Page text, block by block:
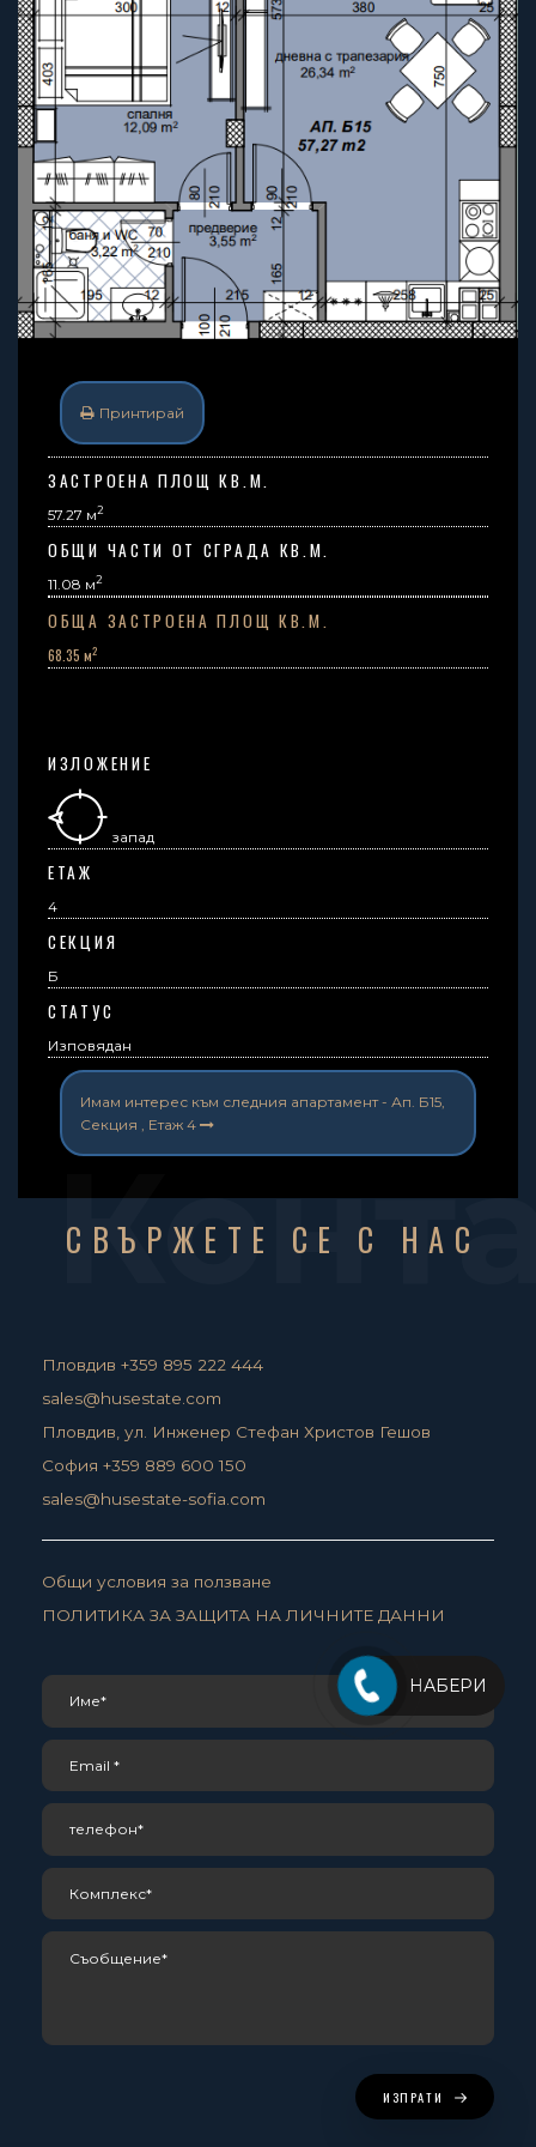
Принтирай
ЗАСТРОЕНА ПЛОЩ КВ.М.
57.27 м2
ОБЩИ ЧАСТИ ОТ СГРАДА КВ.М.
11.08 м2
ОБЩА ЗАСТРОЕНА ПЛОЩ КВ.М.
68.35 м2
ИЗЛОЖЕНИЕ
запад
ЕТАЖ
4
СЕКЦИЯ
Б
СТАТУС
Изповядан
Имам интерес към следния апартамент - Ап. Б15,
Секция , Етаж 4
СВЪРЖЕТЕ СЕ С НАС
Пловдив +359 895 222 444
sales@husestate.com
Пловдив, ул. Инженер Стефан Христов Гешов
София +359 889 600 150
sales@husestate-sofia.com
Общи условия за ползване
ПОЛИТИКА ЗА ЗАЩИТА НА ЛИЧНИТЕ ДАННИ
ИЗПРАТИ
НАБЕРИ